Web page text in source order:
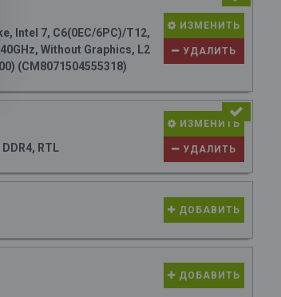
Intel 7, C6(0EC/6PC)/T12,
Without Graphics, L2
(CM8071504555318)
ИЗМЕНИТЬ
УДАЛИТЬ
RTL
ИЗМЕНИТЬ
УДАЛИТЬ
ДОБАВИТЬ
ДОБАВИТЬ